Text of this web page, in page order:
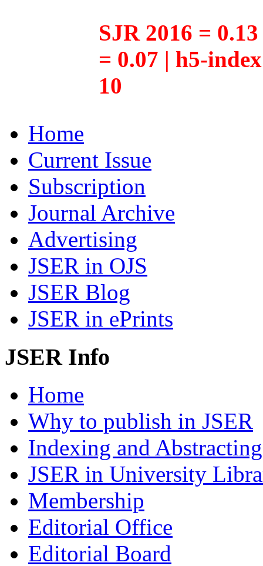
SJR 2016 =
= 0.07 | h5-
10
Home
Current Issue
Subscription
Journal Archive
Advertising
JSER in OJS
JSER Blog
JSER in ePrints
JSER Info
Home
Why to publish in JSER
Indexing and Abstracting
JSER in University
Membership
Editorial Office
Editorial Board